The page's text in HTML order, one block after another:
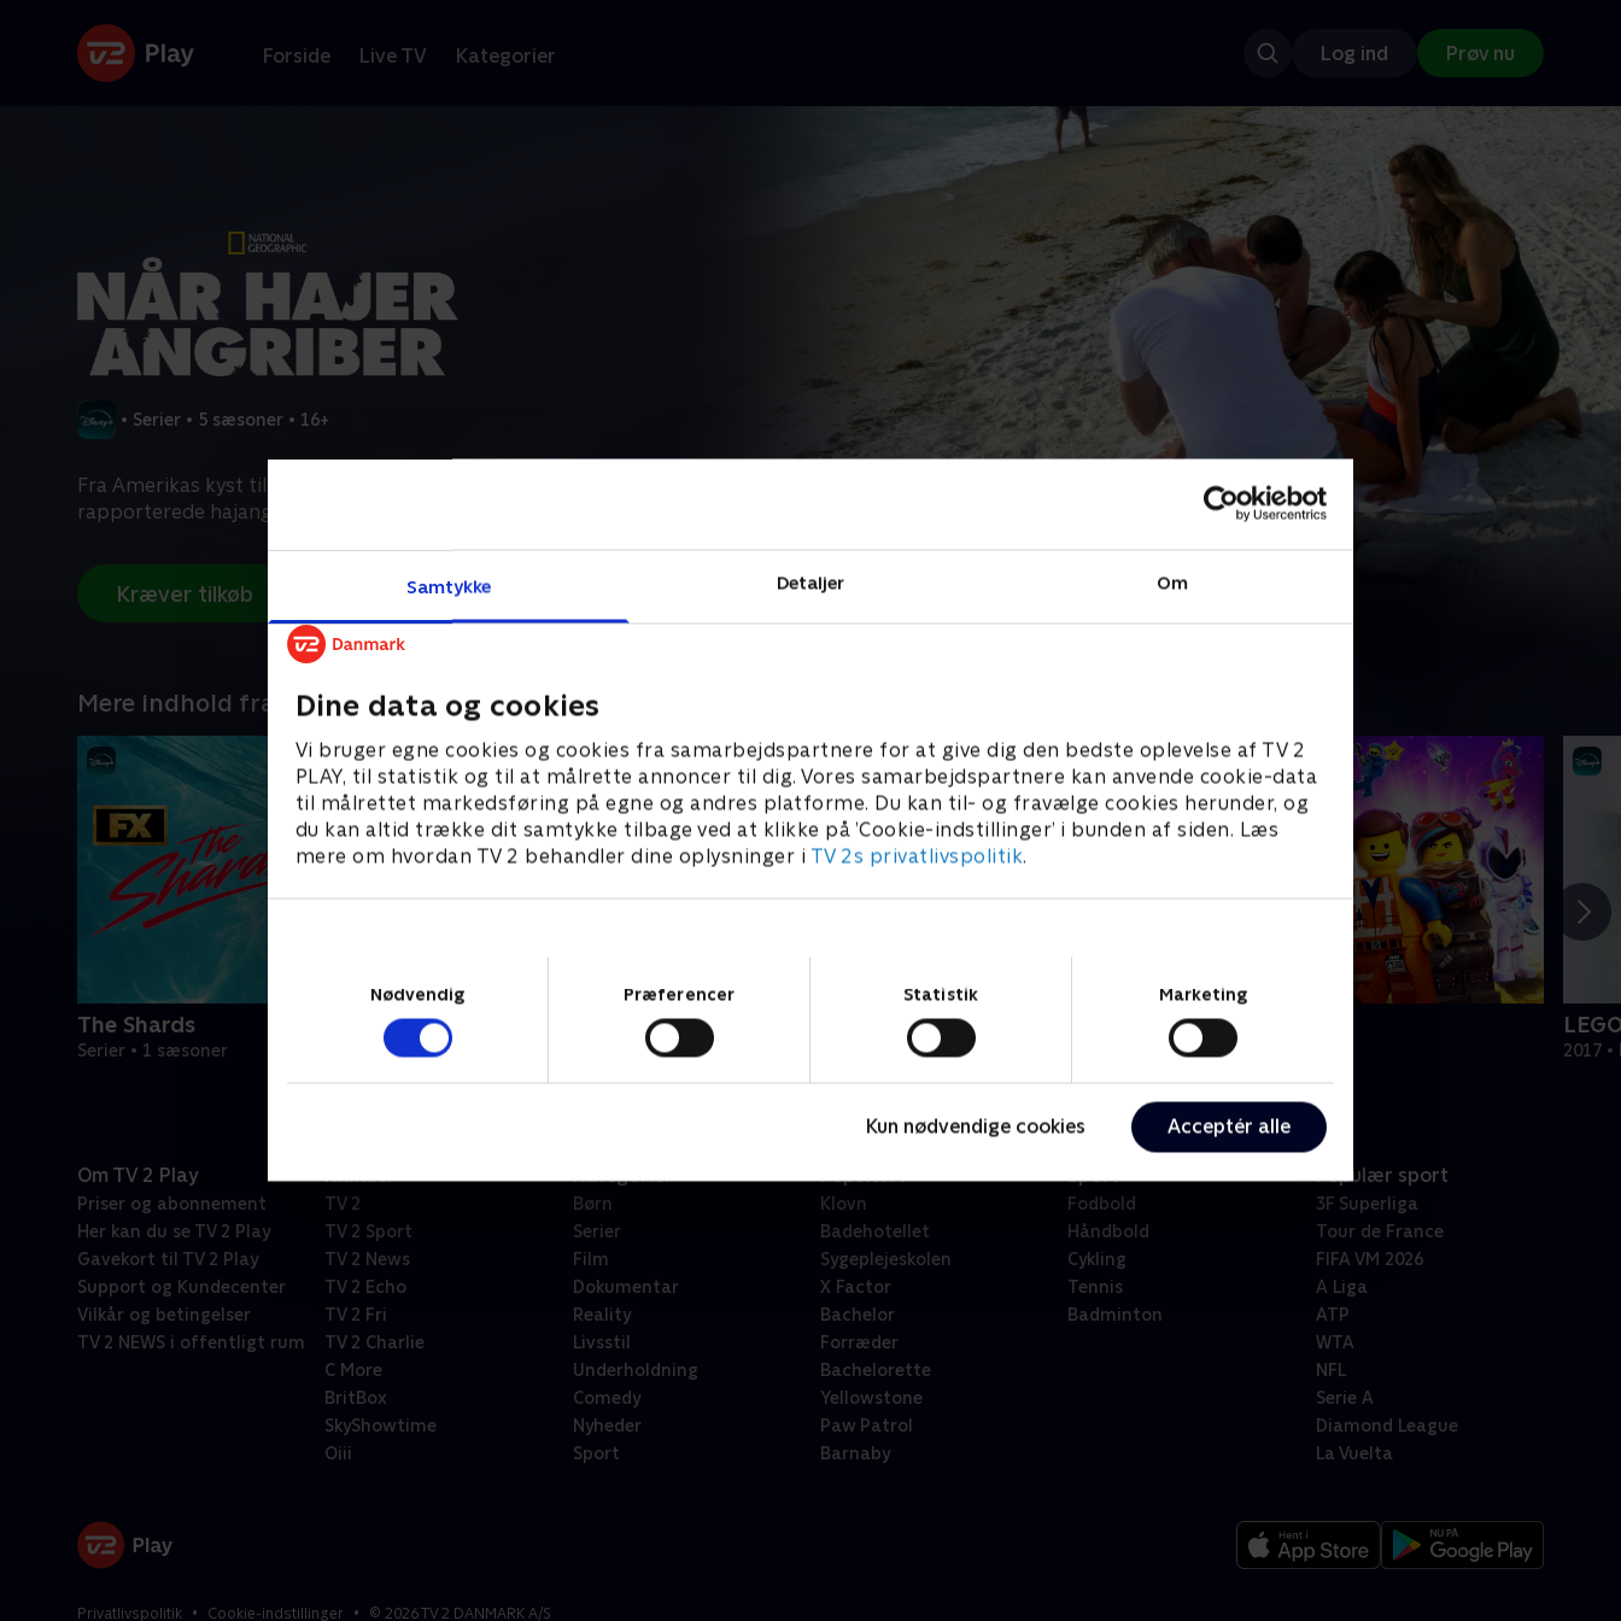
Samtykke Detaljer Om
Dine data og cookies
Vi bruger egne cookies og cookies fra samarbejdspartnere for at give dig den bedste oplevelse af TV 2
PLAY, til statistik og til at målrette annoncer til dig. Vores samarbejdspartnere kan anvende cookie-data
til målrettet markedsføring på egne og andres platforme. Du kan til- og fravælge cookies herunder, og
du kan altid trække dit samtykke tilbage ved at klikke på ’Cookie-indstillinger’ i bunden af siden. Læs
mere om hvordan TV 2 behandler dine oplysninger i TV 2s privatlivspolitik.
Nødvendig
Præferencer Statistik Marketing
Kun nødvendige cookies Acceptér alle
Forside Live TV Kategorier Log ind Prøv nu
• Serier • 5 sæsoner • 16+
Fra Amerikas kyst til alverdens eksotiske strande er antallet af
rapporterede hajangreb steget i løbet af de seneste 50 år.
Kræver tilkøb
Mere indhold fra Disney+
The Shards
Serier • 1 sæsoner
Star Wars: Visions Presents - The Ninth Jedi
Serier • 1 sæsoner
LEGO filmen 2
2019 • Film • 1 t. 47 min 2017
Om TV 2 Play
Priser og abonnement
Her kan du se TV 2 Play
Gavekort til TV 2 Play
Support og Kundecenter
Vilkår og betingelser
TV 2 NEWS i offentligt rum
Kanaler
TV 2
TV 2 Sport
TV 2 News
TV 2 Echo
TV 2 Fri
TV 2 Charlie
C More
BritBox
SkyShowtime
Oiii
Kategorier
Børn
Serier
Film
Dokumentar
Reality
Livsstil
Underholdning
Comedy
Nyheder
Sport
Populært
Klovn
Badehotellet
Sygeplejeskolen
X Factor
Bachelor
Forræder
Bachelorette
Yellowstone
Paw Patrol
Barnaby
Sport
Fodbold
Håndbold
Cykling
Tennis
Badminton
Populær sport
3F Superliga
Tour de France
FIFA VM 2026
A Liga
ATP
WTA
NFL
Serie A
Diamond League
La Vuelta
Privatlivspolitik Cookie-indstillinger © 2026TV 2 DANMARK A/S